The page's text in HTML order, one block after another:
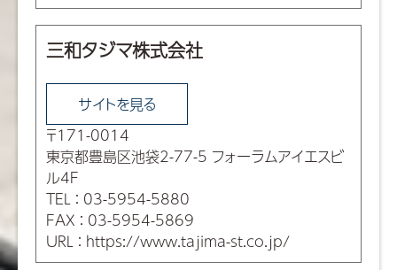
三和タジマ株式会社
サイトを見る
〒171-0014
東京都豊島区池袋2-77-5 フォーラムアイエスビ
ル4F
TEL ： 03-5954-5880
FAX ： 03-5954-5869
URL ： https://www.tajima-st.co.jp/